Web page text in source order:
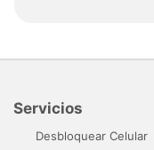
Servicios
Desbloquear Celular